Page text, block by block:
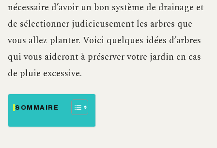
nécessaire d’avoir un bon système de drainage et
de sélectionner judicieusement les arbres que
vous allez planter. Voici quelques idées d’arbres
qui vous aideront à préserver votre jardin en cas
de pluie excessive.
SOMMAIRE